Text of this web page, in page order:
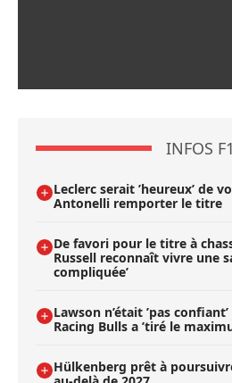
INFOS F1
Leclerc serait ’heureux’ de
Antonelli remporter le titre
De favori pour le titre à
Russell reconnaît vivre une
compliquée’
Lawson n’était ’pas
Racing Bulls a ’tiré le
Hülkenberg prêt à